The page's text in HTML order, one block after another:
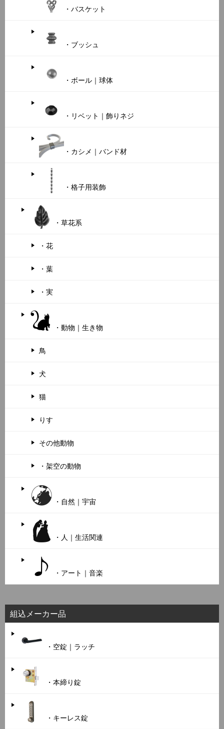
・バスケット
・ブッシュ
・ボール｜球体
・リベット｜飾りネジ
・カシメ｜バンド材
・格子用装飾
・草花系
・花
・葉
・実
・動物｜生き物
鳥
犬
猫
りす
その他動物
・架空の動物
・自然｜宇宙
・人｜生活関連
・アート｜音楽
組込メーカー品
・空錠｜ラッチ
・本締り錠
・キーレス錠